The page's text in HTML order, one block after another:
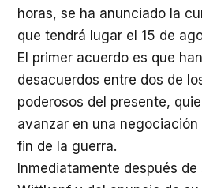
horas, se ha anunciado la
que tendrá lugar el 15 de
El primer acuerdo es que
desacuerdos entre dos de
poderosos del presente,
avanzar en una negociación
fin de la guerra.
Inmediatamente después